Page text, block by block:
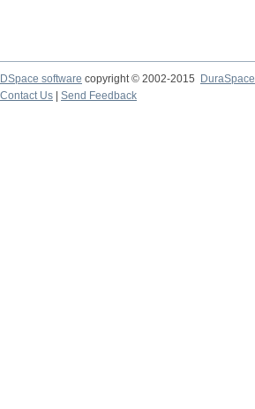
DSpace software copyright © 2002-2015
DuraSpace
Contact Us
Send Feedback